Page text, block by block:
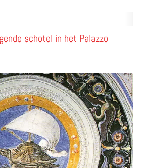
schotel in het Palazzo
naar zeilende schildpadjes in het